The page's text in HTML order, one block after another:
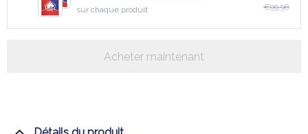
sur chaque produit
€99,98
Acheter maintenant